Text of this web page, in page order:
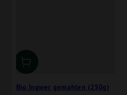
Bio Ingwer gemahlen (250g)